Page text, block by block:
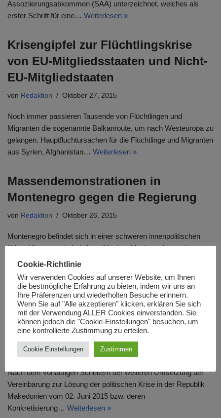
Assoziierungsabkommen (SAA) unterzeichnet, welches als
erster Schritt für eine… Weiterlesen »
Krisengipfel zur Flüchtlingskrise
von EU-Mitgliedsstaaten und Nicht-
EU-Mitgliedstaaten
von Redaktion Oktober 27, 2015
Noch immer passieren Tausende von Flüchtlingen und
Migranten die sogenannte Balkanroute, um nach Westeuropa zu
gelangen. Hauptfluchtursachen für die Flüchtlinge und Migranten
aus Syrien, Afghanistan… Weiterlesen »
Massendemonstrationen in
Montenegro gegen die Regierung
von Redaktion Oktober 26, 2015
Montenegro befindet sich in einer schweren innenpolitischen
Krise. Hintergrund sind die politischen Machtstrukturen in
Montenegro, die zu Korruption und Klientelismus führen. Die aus
Verhandlung zur Lösung der
politischen Krise in der Republik
Makedonien soll weitergehen
Redaktion Oktober 24, 2015
Nach dem vorläufigen Scheitern der weiteren Umsetzung der
Vereinbarung zur Lösung der politischen Krise in der Republik
Makedonien vom 02. Juni 2015 bzw. deren
Konkretisierung… Weiterlesen »
Cookie-Richtlinie
Wir verwenden Cookies auf unserer Website, um Ihnen
die bestmögliche Erfahrung zu bieten, indem wir uns an
Ihre Präferenzen und wiederholten Besuche erinnern.
Wenn Sie auf "Alle akzeptieren" klicken, erklären Sie sich
mit der Verwendung ALLER Cookies einverstanden. Sie
können jedoch die "Cookie-Einstellungen" besuchen, um
eine kontrollierte Zustimmung zu erteilen.
Cookie Einstellungen Zustimmen